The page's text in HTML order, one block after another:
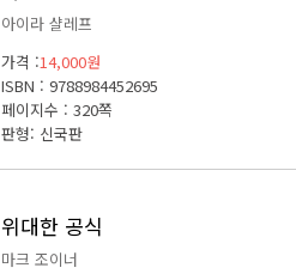
아이라 샬레프
가격 :14,000원
ISBN : 9788984452695
페이지수 : 320쪽
판형: 신국판
위대한 공식
마크 조이너